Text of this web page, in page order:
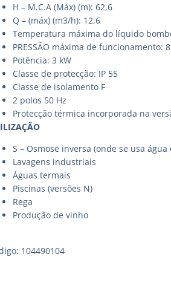
H – M.C.A (Máx) (m): 62,6
Q – (máx) (m3/h): 12,6
Temperatura máxima do líquido
PRESSÃO máxima de funcionamento:
Potência: 3 kW
Classe de protecção: IP 55
Classe de isolamento F
2 polos 50 Hz
Protecção térmica incorporada na
S – Osmose inversa (onde se usa
Lavagens industriais
Águas termais
Piscinas (versões N)
Rega
Produção de vinho
104490104